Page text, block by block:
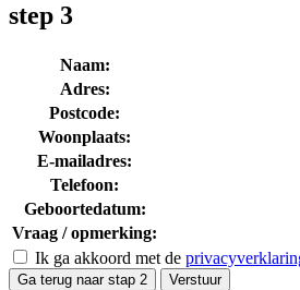
step 3
Naam:
Adres:
Postcode:
Woonplaats:
E-mailadres:
Telefoon:
Geboortedatum:
Vraag / opmerking:
Ik ga akkoord met de
Ga terug naar stap 2 Verstuur